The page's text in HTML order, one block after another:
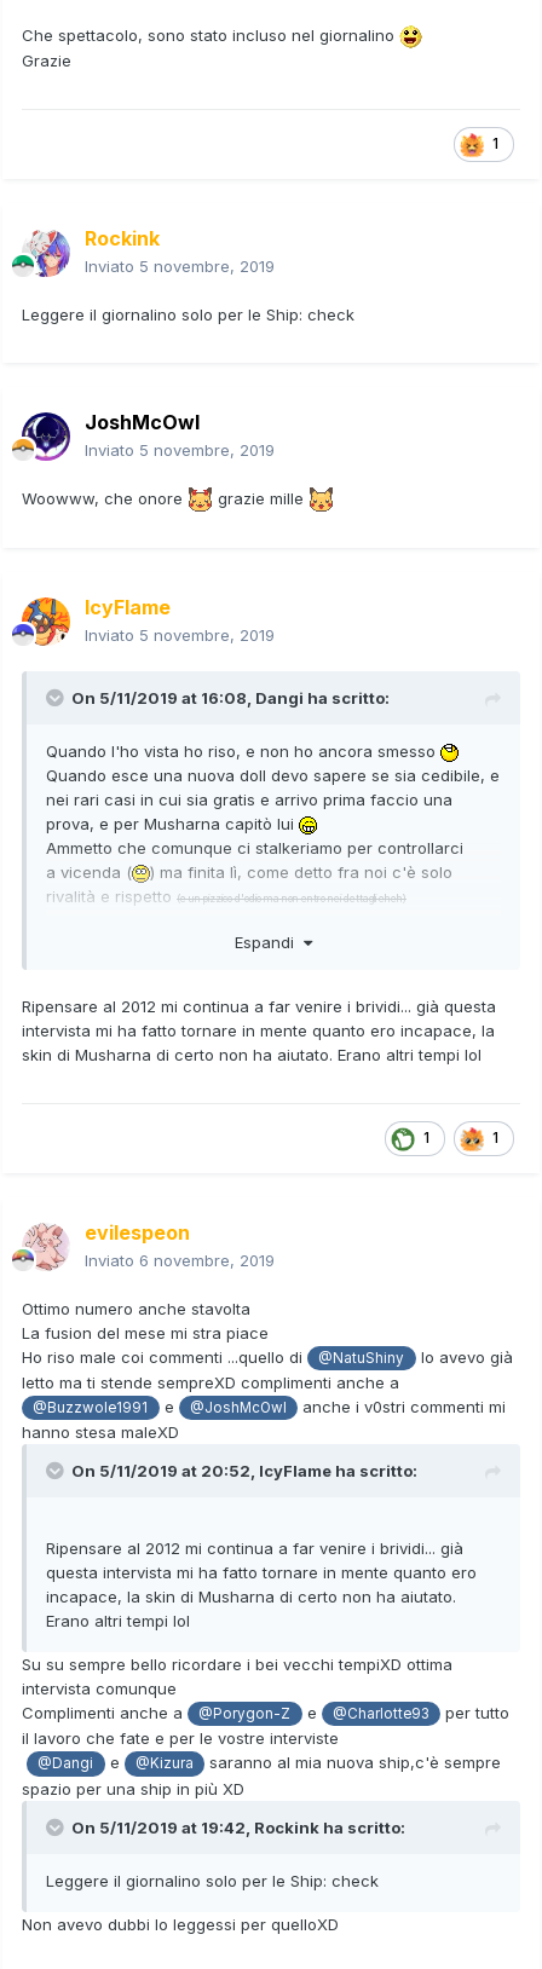
Che spettacolo, sono stato incluso nel giornalino
Grazie
1
Rockink
Inviato 5 novembre, 2019
Leggere il giornalino solo per le Ship: check
JoshMcOwl
Inviato 5 novembre, 2019
Woowww, che onore grazie mille
IcyFlame
Inviato 5 novembre, 2019
On 5/11/2019 at 16:08, Dangi ha scritto:
Quando l'ho vista ho riso, e non ho ancora smesso
Quando esce una nuova doll devo sapere se sia cedibile, e
nei rari casi in cui sia gratis e arrivo prima faccio una
prova, e per Musharna capitò lui
Ammetto che comunque ci stalkeriamo per controllarci
a vicenda (
) ma finita lì, come detto fra noi c'è solo
rivalità e rispetto (e un pizzico d'odio ma non entro nei dettagli eheh)
Ne approfitto per ringraziare @IcyFlame
serio, meritereste uno stipendio) e basta, perché con
l'ho già fatto abbastanza
Fusione del mese? No comment, se ho tempo la creerò da
Espandi
Ripensare al 2012 mi continua a far venire i brividi... già questa
intervista mi ha fatto tornare in mente quanto ero incapace, la
skin di Musharna di certo non ha aiutato. Erano altri tempi lol
1 1
evilespeon
Inviato 6 novembre, 2019
Ottimo numero anche stavolta
La fusion del mese mi stra piace
Ho riso male coi commenti ...quello di
@NatuShiny
lo avevo già
letto ma ti stende sempreXD complimenti anche a
@Buzzwole1991 e @JoshMcOwl
anche i v0stri commenti mi
hanno stesa maleXD
On 5/11/2019 at 20:52, IcyFlame ha scritto:
Ripensare al 2012 mi continua a far venire i brividi... già
questa intervista mi ha fatto tornare in mente quanto ero
incapace, la skin di Musharna di certo non ha aiutato.
Erano altri tempi lol
Su su sempre bello ricordare i bei vecchi tempiXD ottima
intervista comunque
Complimenti anche a
@Porygon-Z e @Charlotte93
per tutto
il lavoro che fate e per le vostre interviste
@Dangi e @Kizura
saranno al mia nuova ship,c'è sempre
spazio per una ship in più XD
On 5/11/2019 at 19:42, Rockink ha scritto:
Leggere il giornalino solo per le Ship: check
Non avevo dubbi lo leggessi per quelloXD